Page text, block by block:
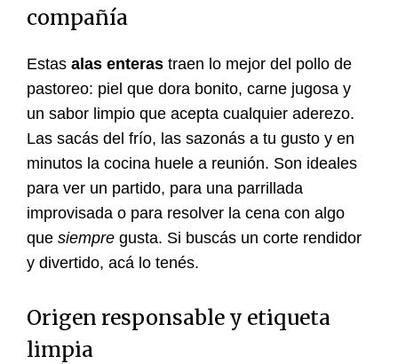
compañía
Estas alas enteras traen lo mejor del pollo de
pastoreo: piel que dora bonito, carne jugosa y
un sabor limpio que acepta cualquier aderezo.
Las sacás del frío, las sazonás a tu gusto y en
minutos la cocina huele a reunión. Son ideales
para ver un partido, para una parrillada
improvisada o para resolver la cena con algo
que siempre gusta. Si buscás un corte rendidor
y divertido, acá lo tenés.
Origen responsable y etiqueta
limpia